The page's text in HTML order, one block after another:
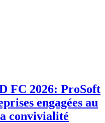
FC 2026: ProSoft
engagées au
convivialité